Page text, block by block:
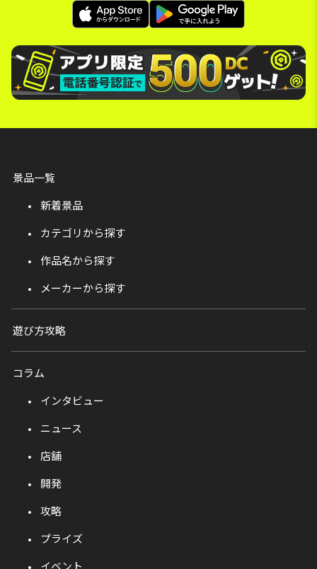
景品一覧
新着景品
カテゴリから探す
作品名から探す
メーカーから探す
遊び方攻略
コラム
インタビュー
ニュース
店舗
開発
攻略
プライズ